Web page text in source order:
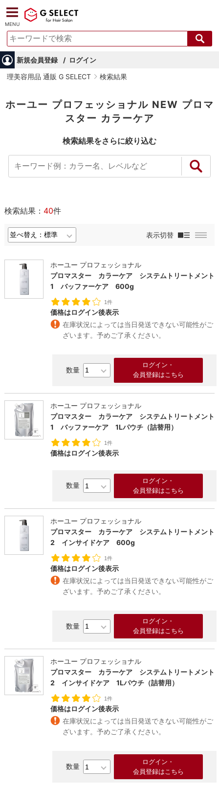
MENU
新規会員登録
ログイン
理美容用品 通販 G SELECT
検索結果
ホーユー プロフェッショナル NEW プロマ
スター カラーケア
検索結果をさらに絞り込む
検索結果： 40件
表示切替
ホーユー プロフェッショナル
プロマスター カラーケア システムトリートメント
1 バッファーケア 600g
1件
価格はログイン後表示
在庫状況によっては当日発送できない可能性がご
ざいます。予めご了承ください。
ログイン・
会員登録はこちら
ホーユー プロフェッショナル
プロマスター カラーケア システムトリートメント
1 バッファーケア 1Lパウチ（詰替用）
1件
価格はログイン後表示
ログイン・
会員登録はこちら
ホーユー プロフェッショナル
プロマスター カラーケア システムトリートメント
2 インサイドケア 600g
1件
価格はログイン後表示
在庫状況によっては当日発送できない可能性がご
ざいます。予めご了承ください。
ログイン・
会員登録はこちら
ホーユー プロフェッショナル
プロマスター カラーケア システムトリートメント
2 インサイドケア 1Lパウチ（詰替用）
1件
価格はログイン後表示
在庫状況によっては当日発送できない可能性がご
ざいます。予めご了承ください。
ログイン・
会員登録はこちら